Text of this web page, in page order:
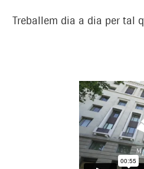
Treballem dia a dia per tal